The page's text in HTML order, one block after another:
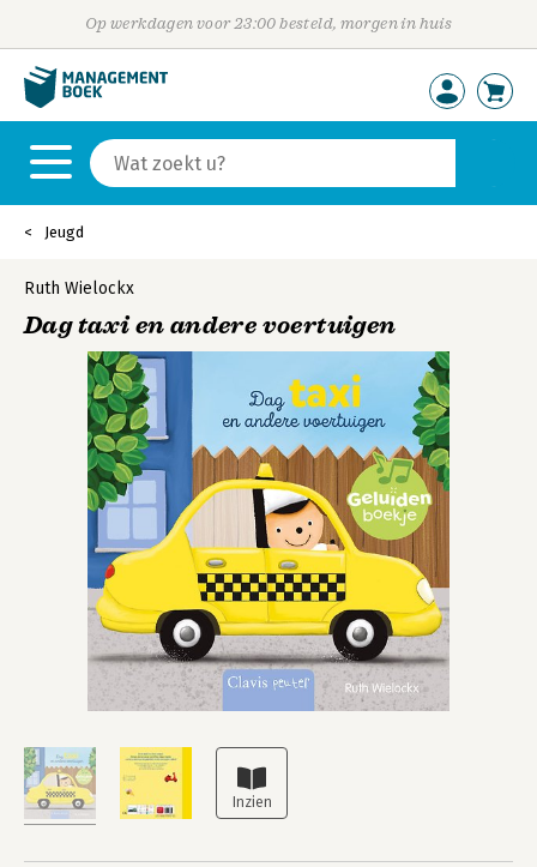
Op werkdagen voor 23:00 besteld, morgen in huis
Jeugd
Ruth Wielockx
Dag taxi en andere voertuigen